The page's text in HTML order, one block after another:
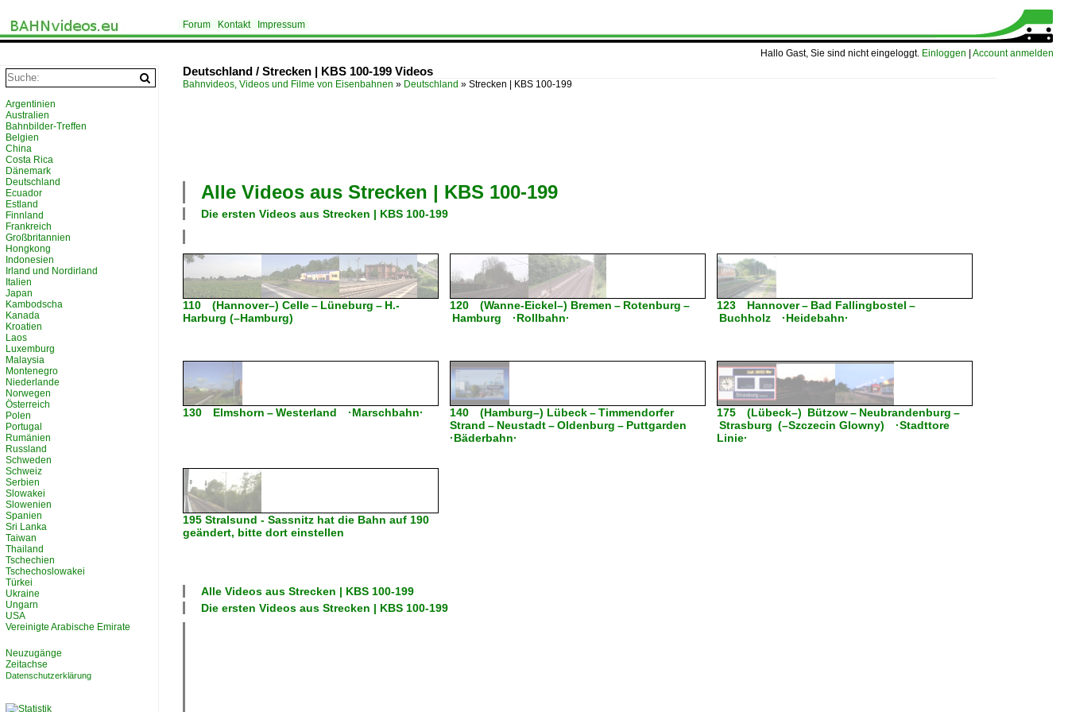
Hallo Gast, Sie sind nicht eingeloggt. Einloggen Account anmelden
Forum Kontakt Impressum
Deutschland / Strecken | KBS 100-199 Videos
Bahnvideos, Videos und Filme von Eisenbahnen » Deutschland » Strecken | KBS 100-199
Alle Videos aus Strecken | KBS 100-199
Die ersten Videos aus Strecken | KBS 100-199
110 (Hannover–) Celle – Lüneburg – H.-
Harburg (–Hamburg)
120 (Wanne-Eickel–) Bremen – Rotenburg –
Hamburg ·Rollbahn·
123 Hannover – Bad Fallingbostel –
Buchholz ·Heidebahn·
130 Elmshorn – Westerland ·Marschbahn·
140 (Hamburg–) Lübeck – Timmendorfer
Strand – Neustadt – Oldenburg – Puttgarden
·Bäderbahn·
175 (Lübeck–) Bützow – Neubrandenburg –
Strasburg (–Szczecin Glowny) ·Stadttore
Linie·
195 Stralsund - Sassnitz hat die Bahn auf 190
geändert, bitte dort einstellen
Alle Videos aus Strecken | KBS 100-199
Die ersten Videos aus Strecken | KBS 100-199
Argentinien
Australien
Bahnbilder-Treffen
Belgien
China
Costa Rica
Dänemark
Deutschland
Ecuador
Estland
Finnland
Frankreich
Großbritannien
Hongkong
Indonesien
Irland und Nordirland
Italien
Japan
Kambodscha
Kanada
Kroatien
Laos
Luxemburg
Malaysia
Montenegro
Niederlande
Norwegen
Österreich
Polen
Portugal
Rumänien
Russland
Schweden
Schweiz
Serbien
Slowakei
Slowenien
Spanien
Sri Lanka
Taiwan
Thailand
Tschechien
Tschechoslowakei
Türkei
Ukraine
Ungarn
USA
Vereinigte Arabische Emirate
Neuzugänge
Zeitachse
Datenschutzerklärung